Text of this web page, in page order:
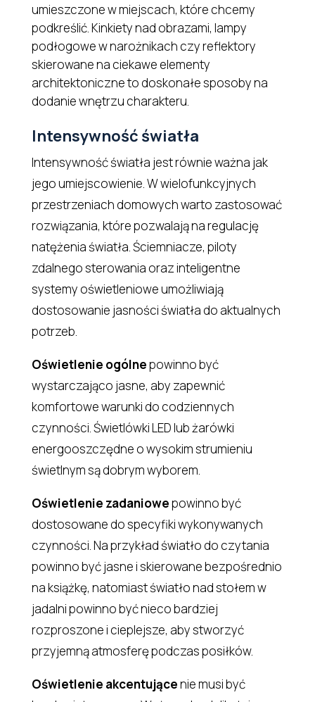
umieszczone w miejscach, które chcemy
podkreślić. Kinkiety nad obrazami, lampy
podłogowe w narożnikach czy reflektory
skierowane na ciekawe elementy
architektoniczne to doskonałe sposoby na
dodanie wnętrzu charakteru.
Intensywność światła
Intensywność światła jest równie ważna jak
jego umiejscowienie. W wielofunkcyjnych
przestrzeniach domowych warto zastosować
rozwiązania, które pozwalają na regulację
natężenia światła. Ściemniacze, piloty
zdalnego sterowania oraz inteligentne
systemy oświetleniowe umożliwiają
dostosowanie jasności światła do aktualnych
potrzeb.
Oświetlenie ogólnepowinno być
wystarczająco jasne, aby zapewnić
komfortowe warunki do codziennych
czynności. Świetlówki LED lub żarówki
energooszczędne o wysokim strumieniu
świetlnym są dobrym wyborem.
Oświetlenie zadaniowepowinno być
dostosowane do specyfiki wykonywanych
czynności. Na przykład światło do czytania
powinno być jasne i skierowane bezpośrednio
na książkę, natomiast światło nad stołem w
jadalni powinno być nieco bardziej
rozproszone i cieplejsze, aby stworzyć
przyjemną atmosferę podczas posiłków.
Oświetlenie akcentującenie musi być